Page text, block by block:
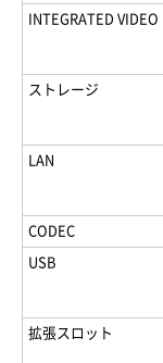
INTEGRATED VIDEO
ストレージ
LAN
CODEC
USB
拡張スロット